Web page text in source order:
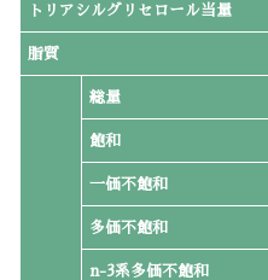
トリアシルグリセロール当量
脂質
総量
飽和
一価不飽和
多価不飽和
n-3系多価不飽和